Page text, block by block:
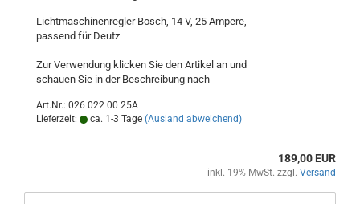
Lichtmaschinenregler Bosch, 14 V, 25 Ampere,
passend für Deutz
Zur Verwendung klicken Sie den Artikel an und
schauen Sie in der Beschreibung nach
Art.Nr.: 026 022 00 25A
Lieferzeit:
ca. 1-3 Tage (Ausland abweichend)
189,00 EUR
inkl. 19% MwSt. zzgl. Versand